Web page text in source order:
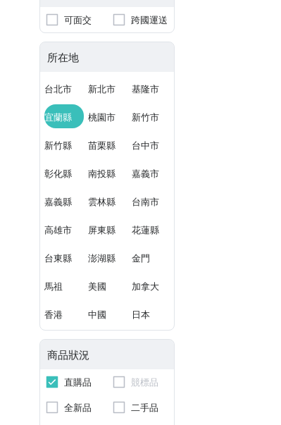
可面交 跨國運送
所在地
台北市 新北市 基隆市
宜蘭縣 桃園市 新竹市
新竹縣 苗栗縣 台中市
彰化縣 南投縣 嘉義市
嘉義縣 雲林縣 台南市
高雄市 屏東縣 花蓮縣
台東縣 澎湖縣 金門
馬祖 美國 加拿大
香港 中國 日本
商品狀況
直購品
競標品
全新品
二手品